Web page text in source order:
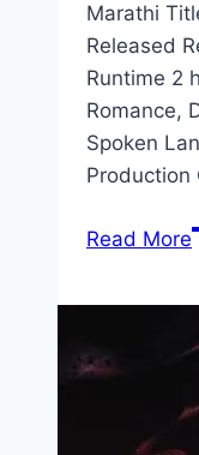
Marathi
Released
Runtime 2
Romance,
Spoken
Production
Read More